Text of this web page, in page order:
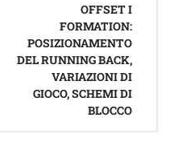
OFFSET I
FORMATION:
POSIZIONAMENTO
DEL RUNNING BACK,
VARIAZIONI DI
GIOCO, SCHEMI DI
BLOCCO